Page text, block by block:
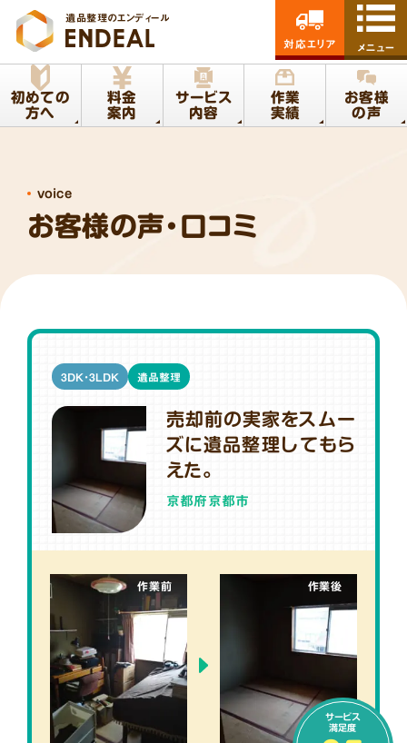
遺品整理のエンディール
初めての
方へ
料金
案内
サービス
内容
作業
実績
お客様
の声
対応エリア メニュー
お客様の声・口コミ
voice
売却前の実家をスムー
ズに遺品整理してもら
えた。
京都府京都市
3DK・3LDK 遺品整理
作業前 作業後
サービス
満足度